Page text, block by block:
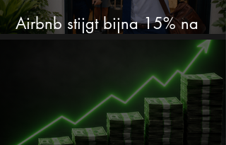
Airbnb stijgt bijna 15% na
cijfers: vooral dit AI-cijfer valt op